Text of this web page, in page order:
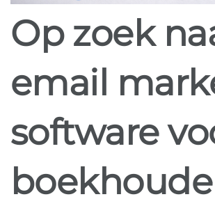
Op zoek naar
email
software